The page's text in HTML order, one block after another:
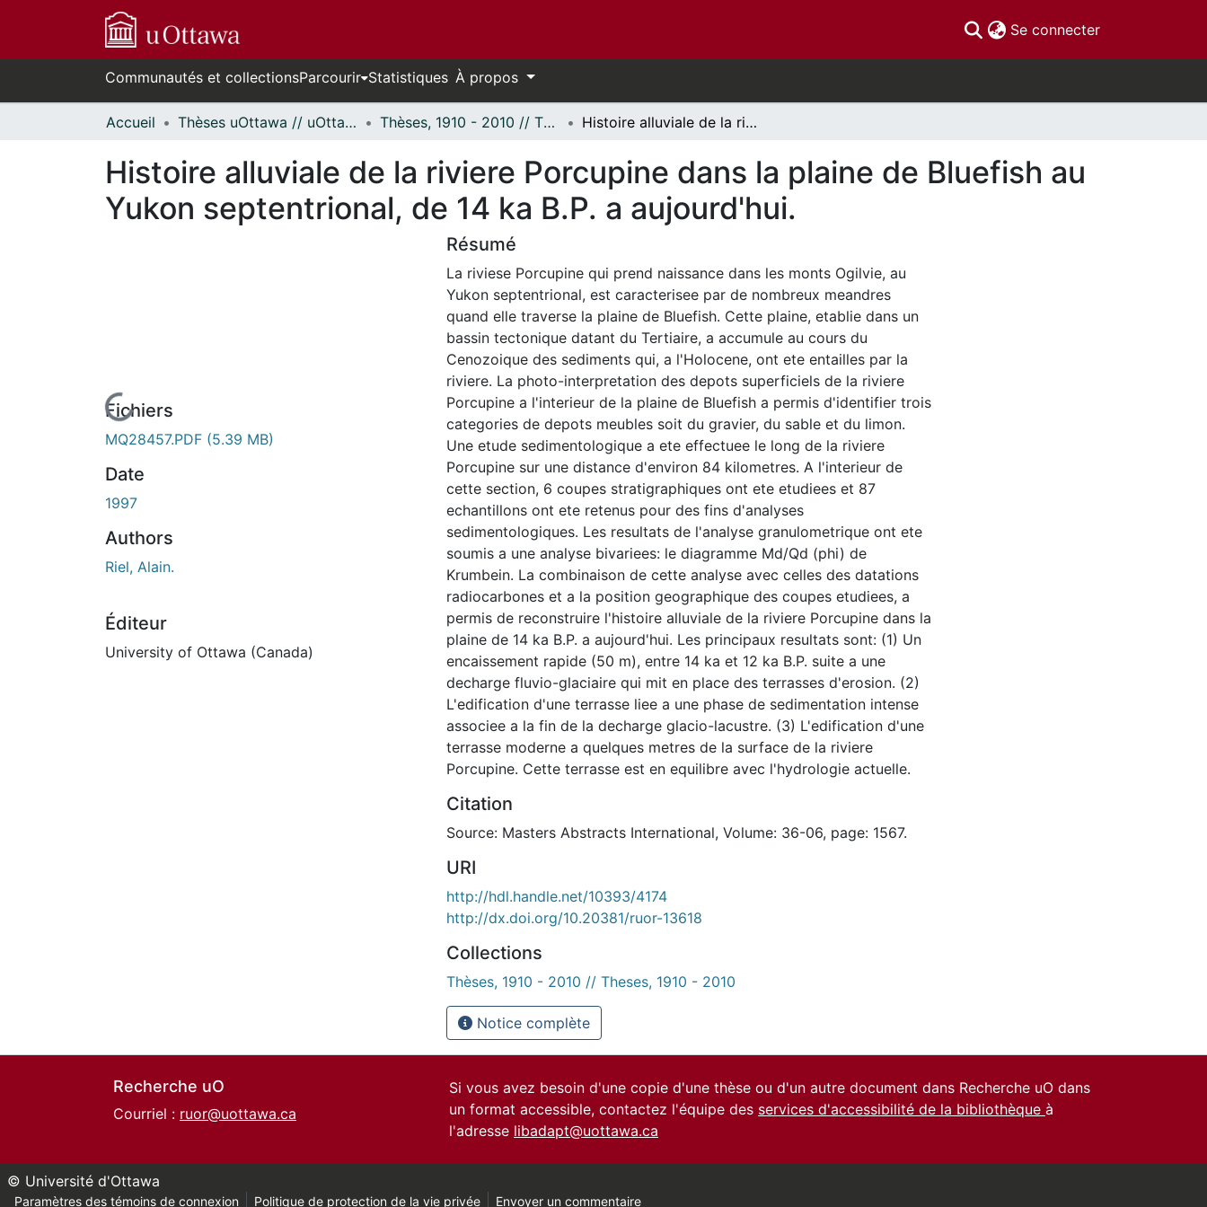
Se connecter(current)
Communautés et collectionsParcourir Statistiques À propos
Accueil Thèses uOttawa // uOttawa Theses Thèses, 1910 - 2010 // Theses, 1910 - 2010 Histoire alluviale de la riviere Porcupine dans la plaine de Bluefish au Yukon septentrional, de 14 ka B.P. a aujourd'hui.
Histoire alluviale de la riviere Porcupine dans la plaine de Bluefish au
Yukon septentrional, de 14 ka B.P. a aujourd'hui.
En cours de chargement...
Fichiers
MQ28457.PDF (5.39 MB)
Date
1997
Authors
Riel, Alain.
Éditeur
University of Ottawa (Canada)
Résumé
La riviese Porcupine qui prend naissance dans les monts Ogilvie, au
Yukon septentrional, est caracterisee par de nombreux meandres
quand elle traverse la plaine de Bluefish. Cette plaine, etablie dans un
bassin tectonique datant du Tertiaire, a accumule au cours du
Cenozoique des sediments qui, a l'Holocene, ont ete entailles par la
riviere. La photo-interpretation des depots superficiels de la riviere
Porcupine a l'interieur de la plaine de Bluefish a permis d'identifier trois
categories de depots meubles soit du gravier, du sable et du limon.
Une etude sedimentologique a ete effectuee le long de la riviere
Porcupine sur une distance d'environ 84 kilometres. A l'interieur de
cette section, 6 coupes stratigraphiques ont ete etudiees et 87
echantillons ont ete retenus pour des fins d'analyses
sedimentologiques. Les resultats de l'analyse granulometrique ont ete
soumis a une analyse bivariees: le diagramme Md/Qd (phi) de
Krumbein. La combinaison de cette analyse avec celles des datations
radiocarbones et a la position geographique des coupes etudiees, a
permis de reconstruire l'histoire alluviale de la riviere Porcupine dans la
plaine de 14 ka B.P. a aujourd'hui. Les principaux resultats sont: (1) Un
encaissement rapide (50 m), entre 14 ka et 12 ka B.P. suite a une
decharge fluvio-glaciaire qui mit en place des terrasses d'erosion. (2)
L'edification d'une terrasse liee a une phase de sedimentation intense
associee a la fin de la decharge glacio-lacustre. (3) L'edification d'une
terrasse moderne a quelques metres de la surface de la riviere
Porcupine. Cette terrasse est en equilibre avec l'hydrologie actuelle.
Citation
Source: Masters Abstracts International, Volume: 36-06, page: 1567.
URI
http://hdl.handle.net/10393/4174
http://dx.doi.org/10.20381/ruor-13618
Collections
Thèses, 1910 - 2010 // Theses, 1910 - 2010
Notice complète
Recherche uO
Courriel : ruor@uottawa.ca
Si vous avez besoin d'une copie d'une thèse ou d'un autre document dans Recherche uO dans
un format accessible, contactez l'équipe des services d'accessibilité de la bibliothèque à
l'adresse libadapt@uottawa.ca
© Université d'Ottawa
Paramètres des témoins de connexion Politique de protection de la vie privée Envoyer un commentaire